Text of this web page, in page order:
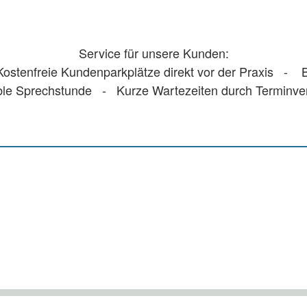
Service für unsere Kunden:
Kundenparkplätze direkt vor der Praxis -
Sprechstunde - Kurze Wartezeiten durch